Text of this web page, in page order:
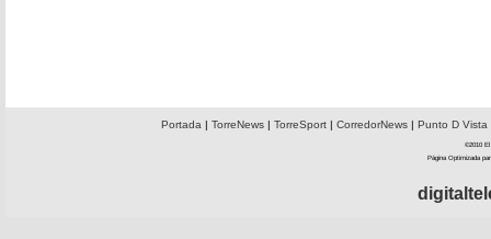
Portada | TorreNews| TorreSport| CorredorNews| Punto D Vista
©2010 El
Página Optimizada